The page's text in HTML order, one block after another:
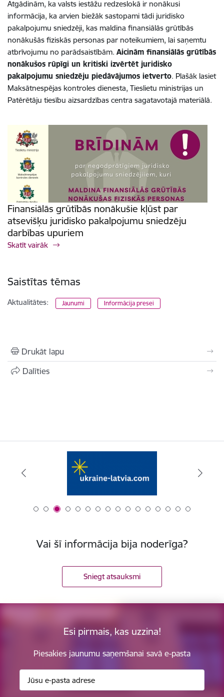
Atgādinām, ka valsts iestāžu redzeslokā ir nonākusi
informācija, ka arvien biežāk sastopami tādi juridisko
pakalpojumu sniedzēji, kas maldina finansiālās grūtībās
nonākušās fiziskās personas par noteikumiem, lai saņemtu
atbrīvojumu no parādsaistībām. Aicinām finansiālās grūtībās
nonākušos rūpīgi un kritiski izvērtēt juridisko
pakalpojumu sniedzēju piedāvājumos ietverto. Plašāk lasiet
Maksātnespējas kontroles dienesta, Tieslietu ministrijas un
Patērētāju tiesību aizsardzības centra sagatavotajā materiālā.
Finansiālās grūtībās nonākušie kļūst par
atsevišķu juridisko pakalpojumu sniedzēju
darbības upuriem
Skatīt vairāk
Saistītas tēmas
Aktualitātes: Jaunumi Informācija presei
Drukāt lapu
Dalīties
Vai šī informācija bija noderīga?
Sniegt atsauksmi
Esi pirmais, kas uzzina!
Piesakies jaunumu saņemšanai savā e-pasta